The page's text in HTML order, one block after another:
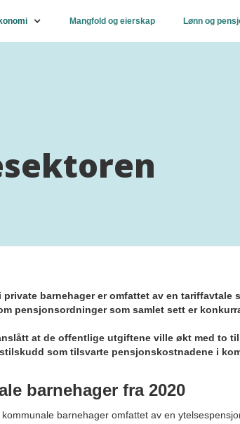
Mangfold og eierskap Lønn og
private barnehager er omfattet av en
pensjonsordninger som samlet sett er
at de offentlige utgiftene ville økt med to
som tilsvarte pensjonskostnadene i
barnehager fra 2020
barnehager omfattet av en